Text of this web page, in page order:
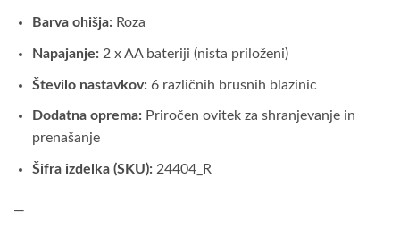
Barva ohišja:Roza
Napajanje:2 x AA bateriji (nista priloženi)
Število nastavkov:6 različnih brusnih blazinic
Dodatna oprema:Priročen ovitek za shranjevanje in
prenašanje
Šifra izdelka (SKU):24404_R
—